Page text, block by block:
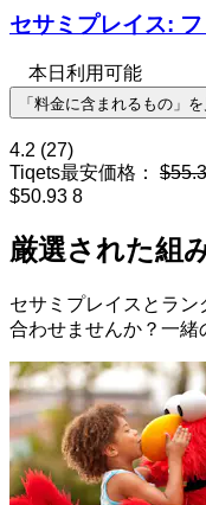
セサミプレイス:
本日利用可能
「料金に含まれるもの」
4.2 (27)
Tiqets最安価格：
$50.93 8
厳選された組
セサミプレイスとラ
合わせませんか？一緒